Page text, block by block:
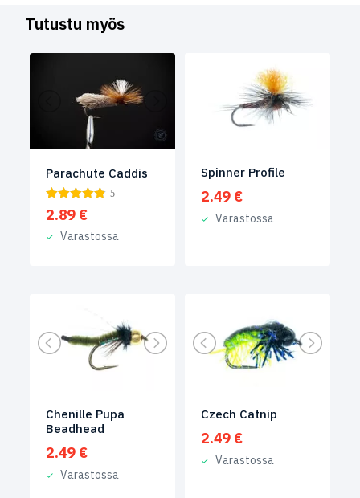
Tutustu myös
Parachute Caddis
5
2.89 €
Varastossa
Spinner Profile
2.49 €
Varastossa
Chenille Pupa
Beadhead
2.49 €
Varastossa
Czech Catnip
2.49 €
Varastossa